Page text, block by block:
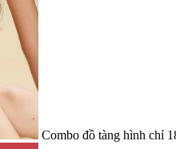
Combo đồ tàng hình chỉ